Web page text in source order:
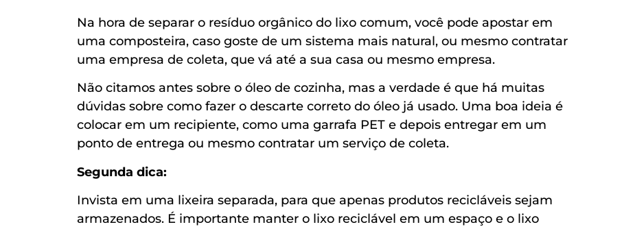
Na hora de separar o resíduo orgânico do lixo comum, você pode apostar em
uma composteira, caso goste de um sistema mais natural, ou mesmo contratar
uma empresa de coleta, que vá até a sua casa ou mesmo empresa.
Não citamos antes sobre o óleo de cozinha, mas a verdade é que há muitas
dúvidas sobre como fazer o descarte correto do óleo já usado. Uma boa ideia é
colocar em um recipiente, como uma garrafa PET e depois entregar em um
ponto de entrega ou mesmo contratar um serviço de coleta.
Segunda dica:
Invista em uma lixeira separada, para que apenas produtos recicláveis sejam
armazenados. É importante manter o lixo reciclável em um espaço e o lixo